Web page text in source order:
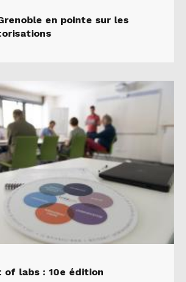
en pointe sur les
of labs : 10e édition